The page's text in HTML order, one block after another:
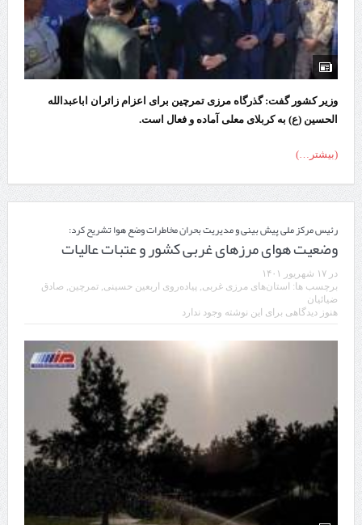
وزیر کشور گفت: گذرگاه مرزی تمرچین برای اعزام زائران اباعبدالله
الحسین (ع) به کربلای معلی آماده و فعال است.
(بیشتر…)
رئیس مرکز ملی پیش بینی و مدیریت بحران مخاطرات وضع هوا تشریح کرد:
وضعیت هوای مرزهای غربی کشور و عتبات عالیات
در ۱۷ شهریور ۱۴۰۱
برچسب ها: استان‌های مرزی غربی, پیاده‌روی اربعین حسینی, تمرچین, صادق
ضیائیان
هنوز دیدگاهی برای این نوشته وجود ندارد